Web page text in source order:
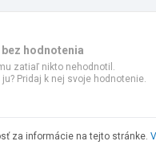
hodnotenia
zatiaľ nikto nehodnotil.
ju? Pridaj k nej svoje hodnotenie.
za informácie na tejto stránke.